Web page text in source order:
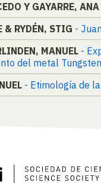
Y GAYARRE,
& RYDÉN, STIG -
MANUEL -
del metal
- Etimología de